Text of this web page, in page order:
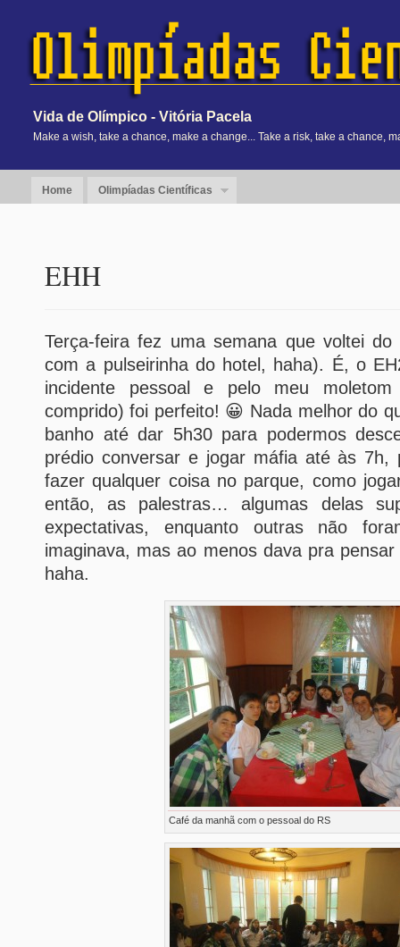
Vida de Olímpico - Vitória Pacela
Make a wish, take a chance, make a change... Take a risk, take a chance,
Home Olimpíadas Científicas
EHH
Terça-feira fez uma semana que voltei
com a pulseirinha do hotel, haha). É, o
incidente pessoal e pelo meu
comprido) foi perfeito! 😀 Nada melhor do
banho até dar 5h30 para podermos
prédio conversar e jogar máfia até às 7h,
fazer qualquer coisa no parque, como
então, as palestras… algumas delas
expectativas, enquanto outras não
imaginava, mas ao menos dava pra
haha.
Café da manhã com o pessoal do RS